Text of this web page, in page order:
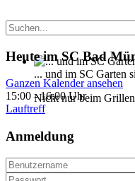
... und im SC Garten
Nicht nur beim
Heute im SC Bad
Ganzen Kalender ansehen
15:00 -16:00 Uhr
Lauftreff
Anmeldung